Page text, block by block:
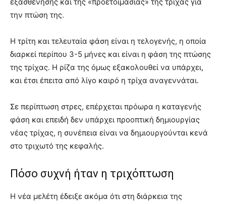
την πτώση της.
Η τρίτη και τελευταία φάση είναι η τελογενής, η οποία
διαρκεί περίπου 3-5 μήνες και είναι η φάση της πτώσης
της τρίχας. Η ρίζα της όμως εξακολουθεί να υπάρχει,
και έτσι έπειτα από λίγο καιρό η τρίχα αναγεννάται.
Σε περίπτωση στρες, επέρχεται πρόωρα η καταγενής
φάση και επειδή δεν υπάρχει προοπτική δημιουργίας
νέας τρίχας, η συνέπεια είναι να δημιουργούνται κενά
στο τριχωτό της κεφαλής.
Πόσο συχνή ήταν η τριχόπτωση
Η νέα μελέτη έδειξε ακόμα ότι στη διάρκεια της